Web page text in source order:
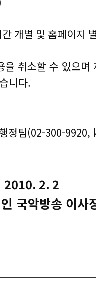
개별 및 홈페이지
을 취소할 수 있으며
니다.
정팀(02-300-
2010. 2. 2
국악방송 이사